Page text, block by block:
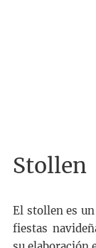
Stollen
El stollen es
fiestas